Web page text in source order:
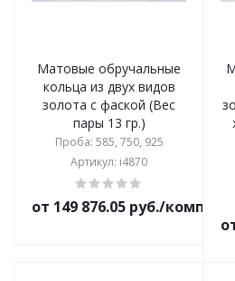
Матовые обручальные
кольца из двух видов
золота с фаской (Вес
пары 13 гр.)
Проба: 585, 750, 925
Артикул: i4870
от 149 876.05 руб./комплект